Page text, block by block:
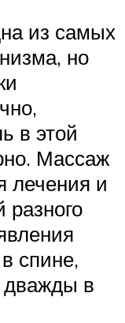
из самых
но
в этой
Массаж
лечения и
разного
спине,
дважды в